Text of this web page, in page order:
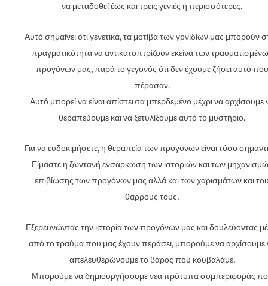
να μεταδοθεί έως και τρεις γενιές ή περισσότερες.
Αυτό σημαίνει ότι γενετικά, τα μοτίβα των γονιδίων μας μπορούν
πραγματικότητα να αντικατοπτρίζουν εκείνα των
προγόνων μας, παρά το γεγονός ότι δεν έχουμε ζήσει αυτό που
πέρασαν.
Αυτό μπορεί να είναι απίστευτα μπερδεμένο μέχρι να αρχίσουμε
θεραπεύουμε και να ξετυλίξουμε αυτό το μυστήριο.
Για να ευδοκιμήσετε, η θεραπεία των προγόνων είναι τόσο
Είμαστε η ζωντανή ενσάρκωση των ιστοριών και των
επιβίωσης των προγόνων μας αλλά και των χαρισμάτων και
θάρρους τους.
Εξερευνώντας την ιστορία των προγόνων μας και δουλεύοντας
από το τραύμα που μας έχουν περάσει, μπορούμε να αρχίσουμε
απελευθερώνουμε το βάρος που κουβαλάμε.
Μπορούμε να δημιουργήσουμε νέα πρότυπα συμπεριφοράς